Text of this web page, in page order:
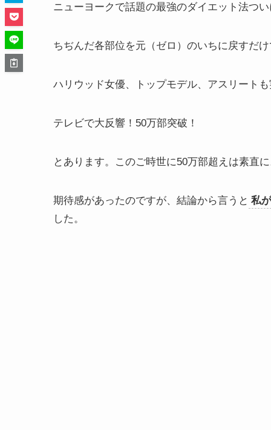
ニューヨークで話題の最強のダイエット法つ
ちぢんだ各部位を元（ゼロ）のいちに戻すだ
ハリウッド女優、トップモデル、アスリート
テレビで大反響！50万部突破！
とあります。このご時世に50万部超えは素直
期待感があったのですが、結論から言うと 私
した。